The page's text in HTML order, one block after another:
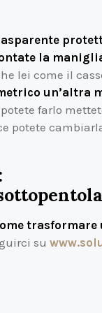
la
lei come il
un’altra
potete farlo
potete
trasformare
su